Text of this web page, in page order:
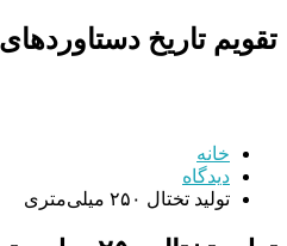
تقویم تاریخ
خانه
دیدگاه
تولید تختال ۲۵۰ میلی‌متری